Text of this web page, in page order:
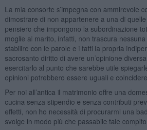
La mia consorte s’impegna con ammirevole
dimostrare di non appartenere a una di
pensiero che impongono la subordinazione
moglie al marito, infatti, non trascura
stabilire con le parole e i fatti la propria
sacrosanto diritto di avere un’opinione
esercitarlo al punto che sarebbe utile
opinioni potrebbero essere uguali e coincidere.
Per noi all’antica il matrimonio offre una
cucina senza stipendio e senza contributi
effetti, non ho necessità di procurarmi una
svolge in modo più che passabile tale compito.